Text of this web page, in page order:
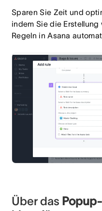
Sparen Sie Zeit und
indem Sie die
Regeln in Asana
Über das